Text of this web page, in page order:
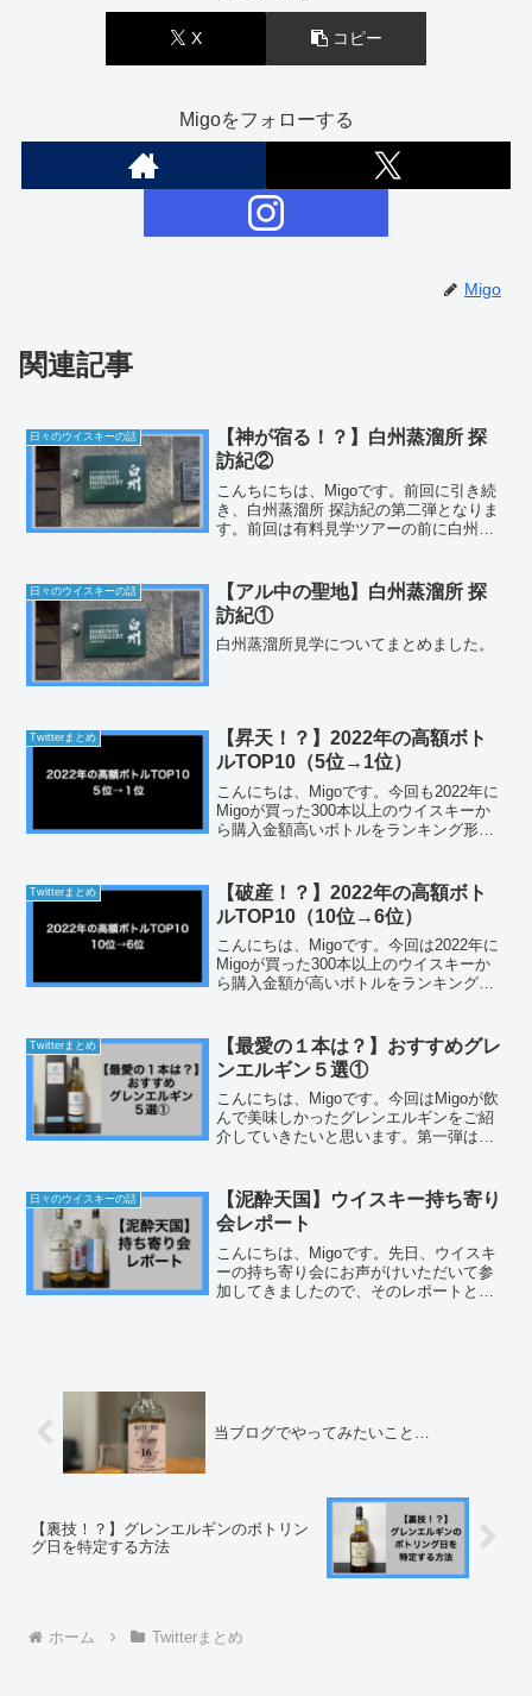
X コピー
Migoをフォローする
Migo
関連記事
日々のウイスキーの話
【神が宿る！？】白州蒸溜所 探
訪紀②
こんちにちは、Migoです。前回に引き続
き、白州蒸溜所 探訪紀の第二弾となりま
す。前回は有料見学ツアーの前に白州蒸
ました。今回は待ちに待った有料見学ツ
アーのご紹介です。...
日々のウイスキーの話
【アル中の聖地】白州蒸溜所 探
訪紀①
白州蒸溜所見学についてまとめました。
Twitterまとめ
【昇天！？】2022年の高額ボト
ルTOP10（5位→1位）
こんにちは、Migoです。今回も2022年に
Migoが買った300本以上のウイスキーか
ら購入金額高いボトルをランキング形式
以上のボトルはBARで飲むというものが
ありま...
Twitterまとめ
【破産！？】2022年の高額ボト
ルTOP10（10位→6位）
こんにちは、Migoです。今回は2022年に
Migoが買った300本以上のウイスキーか
ら購入金額が高いボトルをランキング形
う大人事情があるので2回にわけて、ご紹
介してい...
Twitterまとめ
【最愛の１本は？】おすすめグレ
ンエルギン５選①
こんにちは、Migoです。今回はMigoが飲
んで美味しかったグレンエルギンをご紹
介していきたいと思います。第一弾は
ていこうと思います。ちなみに我が家に
は128本の...
日々のウイスキーの話
【泥酔天国】ウイスキー持ち寄り
会レポート
こんにちは、Migoです。先日、ウイスキ
ーの持ち寄り会にお声がけいただいて参
加してきましたので、そのレポートとそ
当ブログでやってみたいこと…
【裏技！？】グレンエルギンのボトリン
グ日を特定する方法
ホーム Twitterまとめ